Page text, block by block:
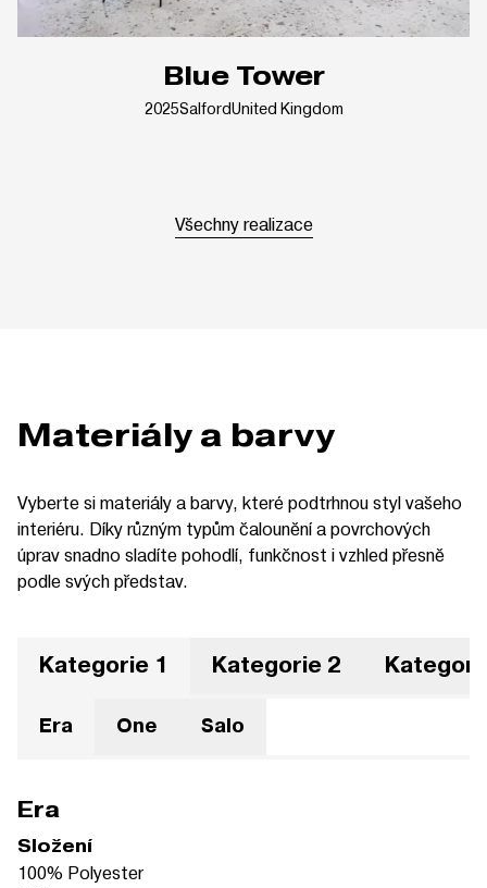
Blue Tower
2025SalfordUnited Kingdom
Všechny realizace
Materiály a barvy
Vyberte si materiály a barvy, které podtrhnou styl vašeho
interiéru. Díky různým typům čalounění a povrchových
úprav snadno sladíte pohodlí, funkčnost i vzhled přesně
podle svých představ.
Kategorie 1 Kategorie 2
Era One Salo
Era
Složení
100% Polyester